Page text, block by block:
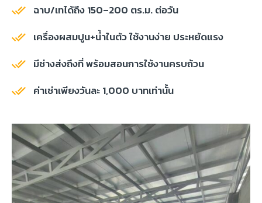
ฉาบ/เทได้ถึง 150–200 ตร.ม. ต่อวัน
เครื่องผสมปูน+น้ำในตัว ใช้งานง่าย ประหยัดแรง
มีช่างส่งถึงที่ พร้อมสอนการใช้งานครบถ้วน
ค่าเช่าเพียงวันละ 1,000 บาทเท่านั้น